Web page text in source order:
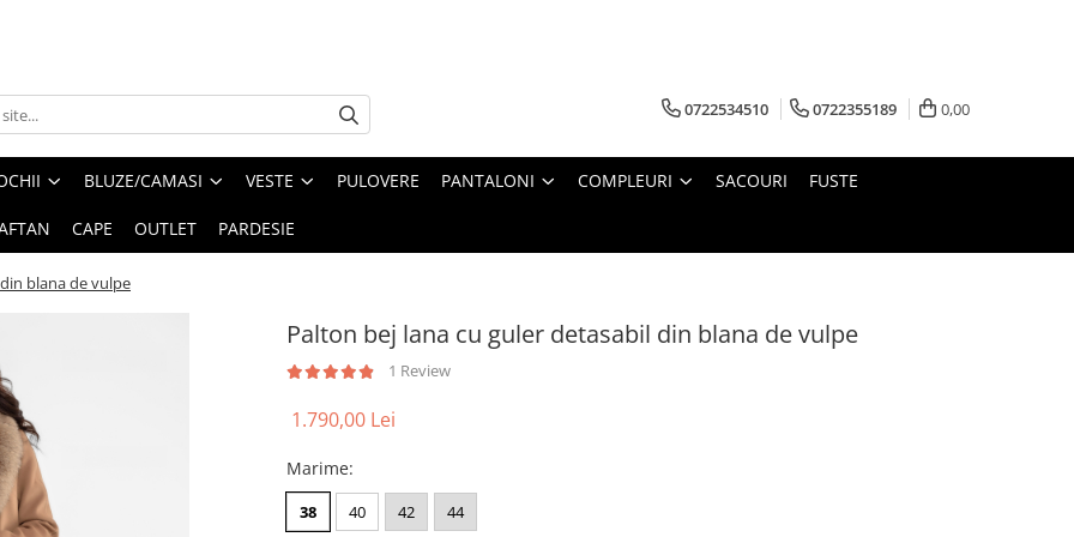
0722534510 0722355189 0,00
BLUZE/CAMASI VESTE PULOVERE PANTALONI COMPLEURI SACOURI FUSTE
CAPE OUTLET PARDESIE
blana de vulpe
Palton bej lana cu guler detasabil din blana de vulpe
1 Review
1.790,00 Lei
Marime:
38 40 42 44